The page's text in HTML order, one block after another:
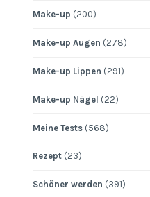
Make-up (200)
Make-up Augen (278)
Make-up Lippen (291)
Make-up Nägel (22)
Meine Tests(568)
Rezept(23)
Schöner werden (391)